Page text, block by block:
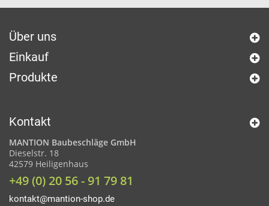
Über uns
Einkauf
Produkte
Kontakt
MANTION Baubeschläge GmbH
Dieselstr. 18
42579 Heiligenhaus
+49 (0) 20 56 - 91 79 81
kontakt@mantion-shop.de